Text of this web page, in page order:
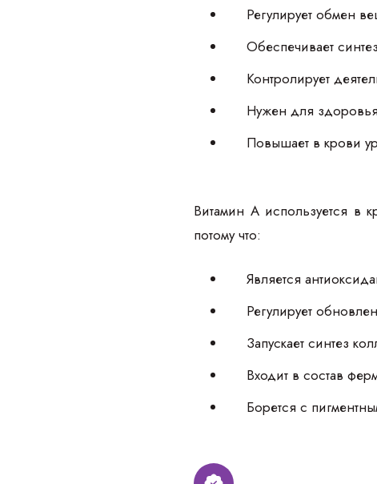
Регулирует обмен
Обеспечивает
Контролирует
Нужен для
Повышает в крови
Витамин А используется в
потому что:
Является
Регулирует
Запускает синтез
Входит в состав
Борется с